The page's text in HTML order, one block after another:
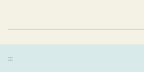
:::